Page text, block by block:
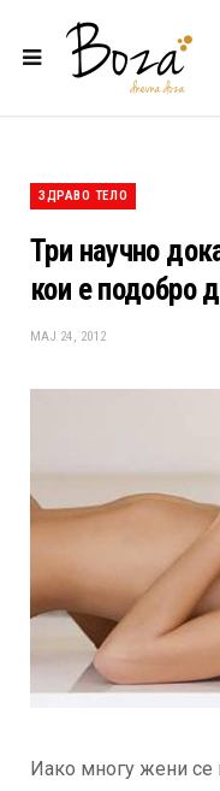
ЗДРАВО ТЕЛО
Три научно
кои е подобро
МАЈ 24, 2012
Иако многу жени се